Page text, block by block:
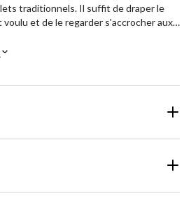
traditionnels. Il suffit de draper le
et de le regarder s'accrocher aux